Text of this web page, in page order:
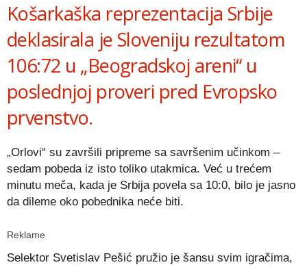
Košarkaška reprezentacija Srbije
deklasirala je Sloveniju rezultatom
106:72 u „Beogradskoj areni“ u
poslednjoj proveri pred Evropsko
prvenstvo.
„Orlovi“ su završili pripreme sa savršenim učinkom –
sedam pobeda iz isto toliko utakmica. Već u trećem
minutu meča, kada je Srbija povela sa 10:0, bilo je jasno
da dileme oko pobednika neće biti.
Reklame
Selektor Svetislav Pešić pružio je šansu svim igračima,